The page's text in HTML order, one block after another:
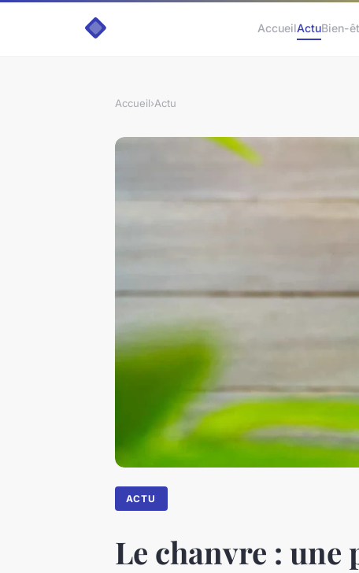
AccueilActuBien-
Accueil›Actu
ACTU
Le chanvre : une